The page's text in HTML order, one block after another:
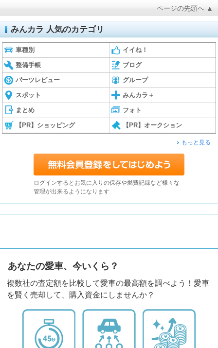
ページの先頭へ ▲
みんカラ 人気のカテゴリ
車種別 イイね！
整備手帳 ブログ
パーツレビュー グループ
スポット みんカラ＋
まとめ フォト
【PR】ショッピング 【PR】オークション
もっと見る
ログインするとお気に入りの保存や燃費記録など様々な
管理が出来るようになります
あなたの愛車、今いくら？
複数社の査定額を比較して愛車の最高額を調べよう！愛車
を賢く売却して、購入資金にしませんか？